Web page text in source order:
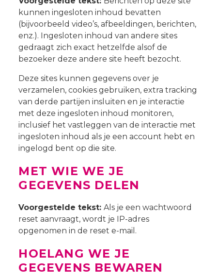
kunnen ingesloten inhoud bevatten
(bijvoorbeeld video’s, afbeeldingen, berichten,
enz.). Ingesloten inhoud van andere sites
gedraagt zich exact hetzelfde alsof de
bezoeker deze andere site heeft bezocht.
Deze sites kunnen gegevens over je
verzamelen, cookies gebruiken, extra tracking
van derde partijen insluiten en je interactie
met deze ingesloten inhoud monitoren,
inclusief het vastleggen van de interactie met
ingesloten inhoud als je een account hebt en
ingelogd bent op die site.
MET WIE WE JE
GEGEVENS DELEN
Voorgestelde tekst:Als je een wachtwoord
reset aanvraagt, wordt je IP-adres
opgenomen in de reset e-mail.
HOELANG WE JE
GEGEVENS BEWAREN